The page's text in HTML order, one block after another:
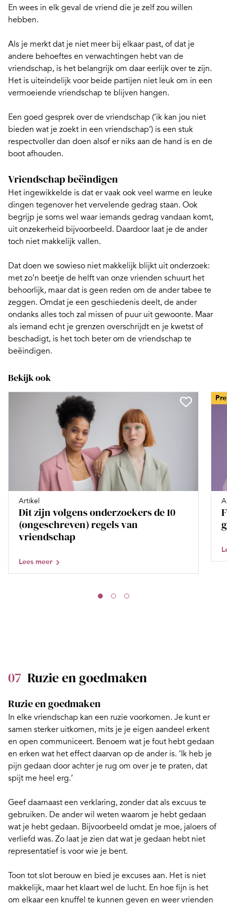
En wees in elk geval de vriend die je zelf zou willen
hebben.
Als je merkt dat je niet meer bij elkaar past, of dat je
andere behoeftes en verwachtingen hebt van de
vriendschap, is het belangrijk om daar eerlijk over te zijn.
Het is uiteindelijk voor beide partijen niet leuk om in een
vermoeiende vriendschap te blijven hangen.
Een goed gesprek over de vriendschap (’ik kan jou niet
bieden wat je zoekt in een vriendschap’) is een stuk
respectvoller dan doen alsof er niks aan de hand is en de
boot afhouden.
Vriendschap beëindigen
Het ingewikkelde is dat er vaak ook veel warme en leuke
dingen tegenover het vervelende gedrag staan. Ook
begrijp je soms wel waar iemands gedrag vandaan komt,
uit onzekerheid bijvoorbeeld. Daardoor laat je de ander
toch niet makkelijk vallen.
Dat doen we sowieso niet makkelijk blijkt uit onderzoek:
met zo’n beetje de helft van onze vrienden schuurt het
behoorlijk, maar dat is geen reden om de ander tabee te
zeggen. Omdat je een geschiedenis deelt, de ander
ondanks alles toch zal missen of puur uit gewoonte. Maar
als iemand echt je grenzen overschrijdt en je kwetst of
beschadigt, is het toch beter om de vriendschap te
beëindigen.
Bekijk ook
Artikel
Dit zijn volgens onderzoekers de 10
(ongeschreven) regels van
vriendschap
Lees meer
07 Ruzie en goedmaken
Ruzie en goedmaken
In elke vriendschap kan een ruzie voorkomen. Je kunt er
samen sterker uitkomen, mits je je eigen aandeel erkent
en open communiceert. Benoem wat je fout hebt gedaan
en erken wat het effect daarvan op de ander is. ‘Ik heb je
pijn gedaan door achter je rug om over je te praten, dat
spijt me heel erg.’
Geef daarnaast een verklaring, zonder dat als excuus te
gebruiken. De ander wil weten waarom je hebt gedaan
wat je hebt gedaan. Bijvoorbeeld omdat je moe, jaloers of
verliefd was. Zo laat je zien dat wat je gedaan hebt niet
representatief is voor wie je bent.
Toon tot slot berouw en bied je excuses aan. Het is niet
makkelijk, maar het klaart wel de lucht. En hoe fijn is het
om elkaar een knuffel te kunnen geven en weer vrienden